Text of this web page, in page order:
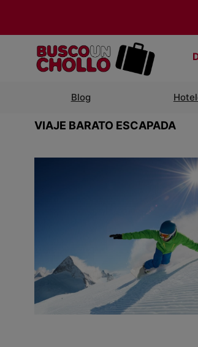
Blog
VIAJE BARATO ESCAPADA